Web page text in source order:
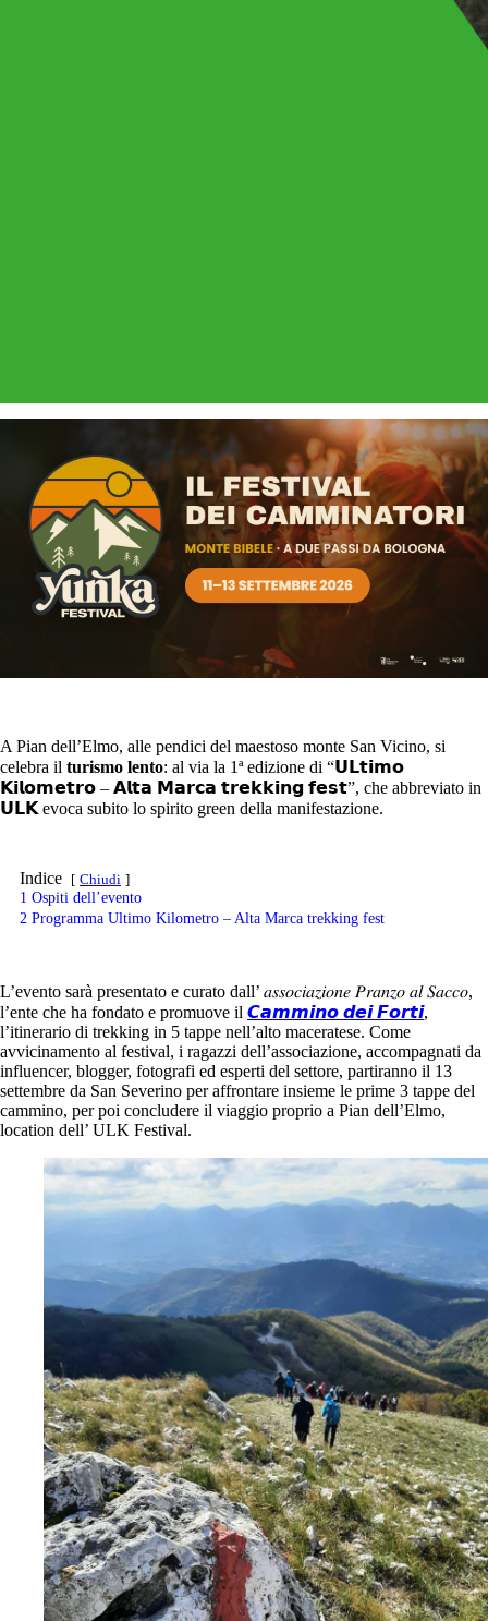
A Pian dell’Elmo, alle pendici del maestoso monte San Vicino, si
celebra il turismo lento: al via la 1ª edizione di “𝗨𝗟𝘁𝗶𝗺𝗼
𝗞𝗶𝗹𝗼𝗺𝗲𝘁𝗿𝗼 – 𝗔𝗹𝘁𝗮 𝗠𝗮𝗿𝗰𝗮 𝘁𝗿𝗲𝗸𝗸𝗶𝗻𝗴 𝗳𝗲𝘀𝘁”, che abbreviato in
𝗨𝗟𝗞 evoca subito lo spirito green della manifestazione.
Indice Chiudi
1 Ospiti dell’evento
2 Programma Ultimo Kilometro – Alta Marca trekking fest
L’evento sarà presentato e curato dall’ 𝑎𝑠𝑠𝑜𝑐𝑖𝑎𝑧𝑖𝑜𝑛𝑒 𝑃𝑟𝑎𝑛𝑧𝑜 𝑎𝑙 𝑆𝑎𝑐𝑐𝑜,
l’ente che ha fondato e promuove il 𝘾𝙖𝙢𝙢𝙞𝙣𝙤 𝙙𝙚𝙞 𝙁𝙤𝙧𝙩𝙞,
l’itinerario di trekking in 5 tappe nell’alto maceratese. Come
avvicinamento al festival, i ragazzi dell’associazione, accompagnati da
influencer, blogger, fotografi ed esperti del settore, partiranno il 13
settembre da San Severino per affrontare insieme le prime 3 tappe del
cammino, per poi concludere il viaggio proprio a Pian dell’Elmo,
location dell’ ULK Festival.